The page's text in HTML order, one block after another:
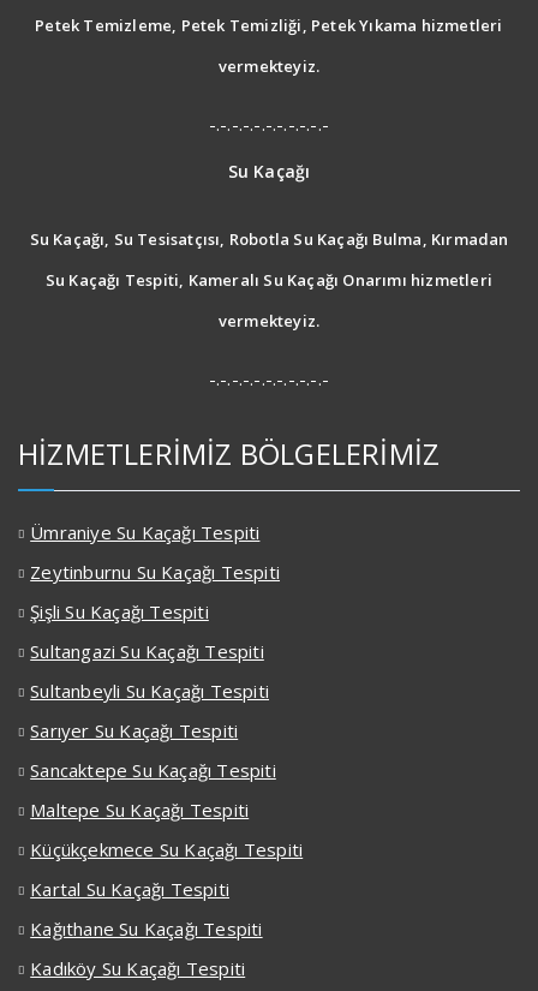
Petek Temizleme, Petek Temizliği, Petek Yıkama hizmetleri
vermekteyiz.
-.-.-.-.-.-.-.-.-.-.-
Su Kaçağı
Su Kaçağı, Su Tesisatçısı, Robotla Su Kaçağı Bulma, Kırmadan
Su Kaçağı Tespiti, Kameralı Su Kaçağı Onarımı hizmetleri
vermekteyiz.
-.-.-.-.-.-.-.-.-.-.-
HİZMETLERİMİZ BÖLGELERİMİZ
Ümraniye Su Kaçağı Tespiti
Zeytinburnu Su Kaçağı Tespiti
Şişli Su Kaçağı Tespiti
Sultangazi Su Kaçağı Tespiti
Sultanbeyli Su Kaçağı Tespiti
Sarıyer Su Kaçağı Tespiti
Sancaktepe Su Kaçağı Tespiti
Maltepe Su Kaçağı Tespiti
Küçükçekmece Su Kaçağı Tespiti
Kartal Su Kaçağı Tespiti
Kağıthane Su Kaçağı Tespiti
Kadıköy Su Kaçağı Tespiti